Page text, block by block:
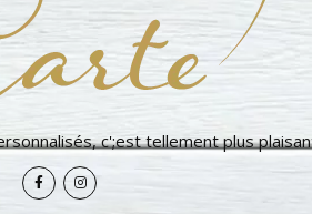
c';est tellement plus